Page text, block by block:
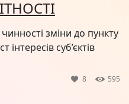
зміни до пункту
суб’єктів
8 595